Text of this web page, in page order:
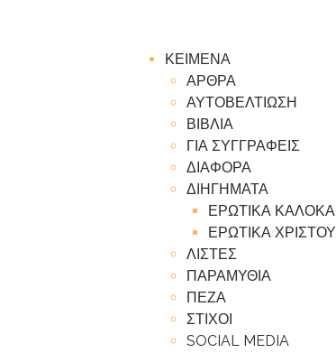
ΚΕΙΜΕΝΑ
ΑΡΘΡΑ
ΑΥΤΟΒΕΛΤΙΩΣΗ
ΒΙΒΛΙΑ
ΓΙΑ ΣΥΓΓΡΑΦΕΙΣ
ΔΙΑΦΟΡΑ
ΔΙΗΓΗΜΑΤΑ
ΕΡΩΤΙΚΑ
ΕΡΩΤΙΚΑ
ΛΙΣΤΕΣ
ΠΑΡΑΜΥΘΙΑ
ΠΕΖΑ
ΣΤΙΧΟΙ
SOCIAL MEDIA